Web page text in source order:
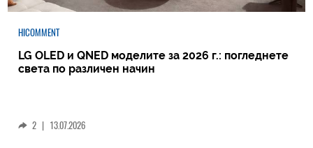
HICOMMENT
LG OLED и QNED моделите за 2026 г.: погледнете
света по различен начин
2 | 13.07.2026